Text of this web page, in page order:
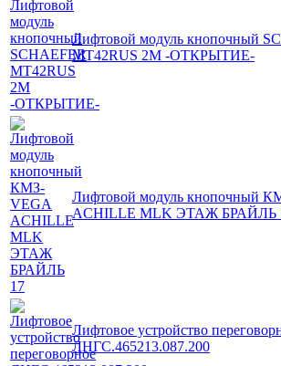
Лифтовой модуль кнопочный
MT42RUS 2M -ОТКРЫТИЕ-
Лифтовой модуль кнопочный
ACHILLE MLK ЭТАЖ БРАЙЛЬ
Лифтовое устройство
ЛНГС.465213.087.200